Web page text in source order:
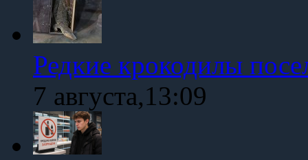
Редкие крокодилы
7 августа,13:09